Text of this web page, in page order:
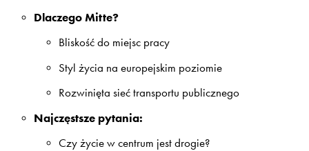
Dlaczego Mitte?
Bliskość do miejsc pracy
Styl życia na europejskim poziomie
Rozwinięta sieć transportu publicznego
Najczęstsze pytania:
Czy życie w centrum jest drogie?